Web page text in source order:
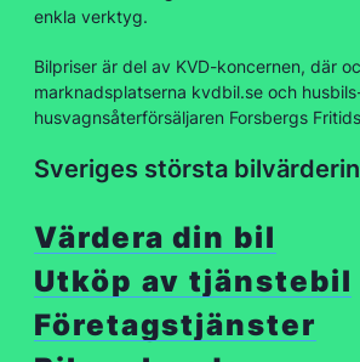
enkla verktyg.
Bilpriser är del av KVD-koncernen, där
marknadsplatserna kvdbil.se och
husvagnsåterförsäljaren Forsbergs
Sveriges största
Värdera din bil
Utköp av tjänstebil
Företagstjänster